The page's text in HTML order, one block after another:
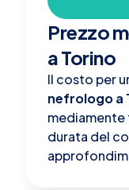
Prezzo
a Torino
Il costo per
nefrologo a
mediamente
durata del